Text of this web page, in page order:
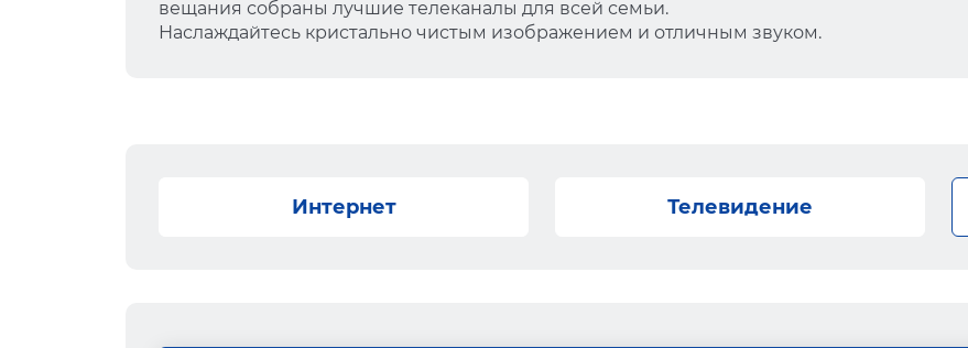
вещания собраны лучшие телеканалы для всей семьи.
Наслаждайтесь кристально чистым изображением и отличным звуком.
Интернет Телевидение